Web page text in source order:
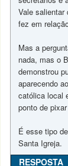
Vale salientar
fez em
Mas a
nada, mas o
demonstrou
aparecendo
católica local
ponto de
É esse tipo
Santa Igreja.
RESPOSTA